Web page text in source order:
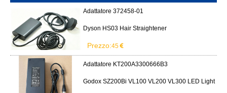
Adattatore 372458-01
Dyson HS03 Hair Straightener
Prezzo:45
Adattatore KT200A3300666B3
Godox SZ200Bi VL100 VL200 VL300 LED Light